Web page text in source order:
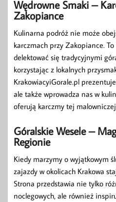
Wędrowne Smaki –
Zakopiance
Kulinarna podróż nie może
karczmach przy Zakopiance.
delektować się tradycyjnymi
korzystając z lokalnych
KrakowiacyiGorale.pl
ale także wprowadza nas w
oferują karczmy tej
Góralskie Wesele –
Regionie
Kiedy marzymy o wyjątkowym
zajazdy w okolicach Krakowa
Strona przedstawia nie tylko
noclegowych, ale również